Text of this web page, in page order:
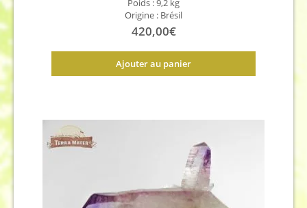
Poids : 9,2 kg
Origine : Brésil
420,00€
Ajouter au panier